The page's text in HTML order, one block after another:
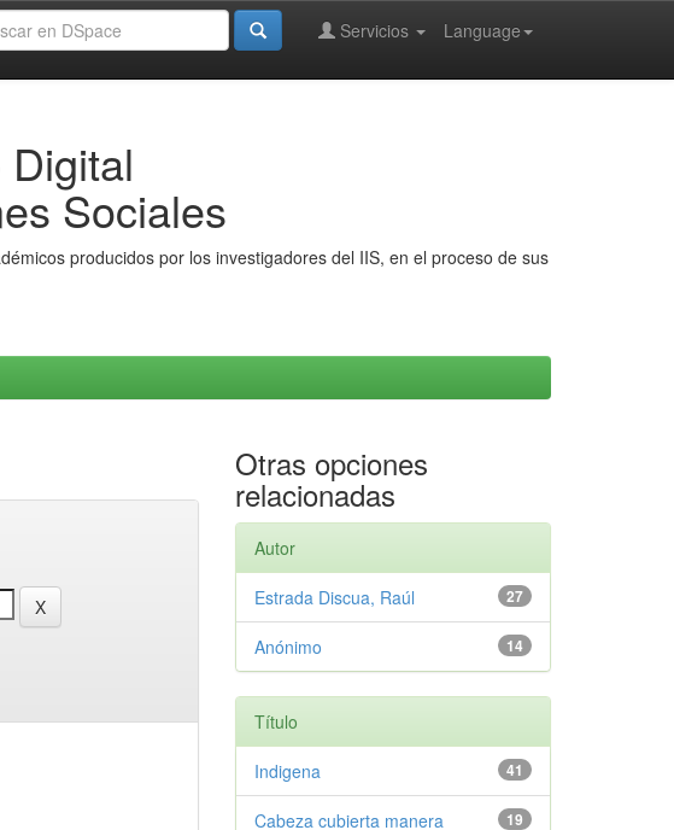
Language
Servicios
Sociales
producidos por los investigadores del IIS, en el proceso de sus
Otras opciones
relacionadas
Autor
27
Estrada Discua, Raúl
14
Anónimo
Título
41
Indigena
19
Cabeza cubierta manera